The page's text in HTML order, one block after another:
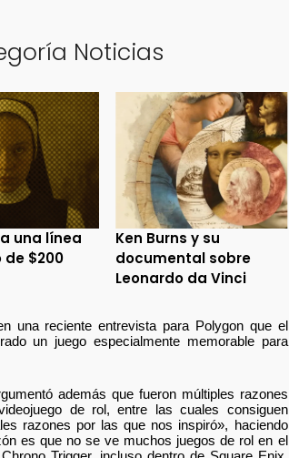
Noticias
una línea
$200
Ken Burns y su
documental sobre
Leonardo da Vinci
una reciente entrevista para Polygon que el
un juego especialmente memorable para
además que fueron múltiples razones
de rol, entre las cuales consiguen
razones por las que nos inspiró», haciendo
es que no se ve muchos juegos de rol en el